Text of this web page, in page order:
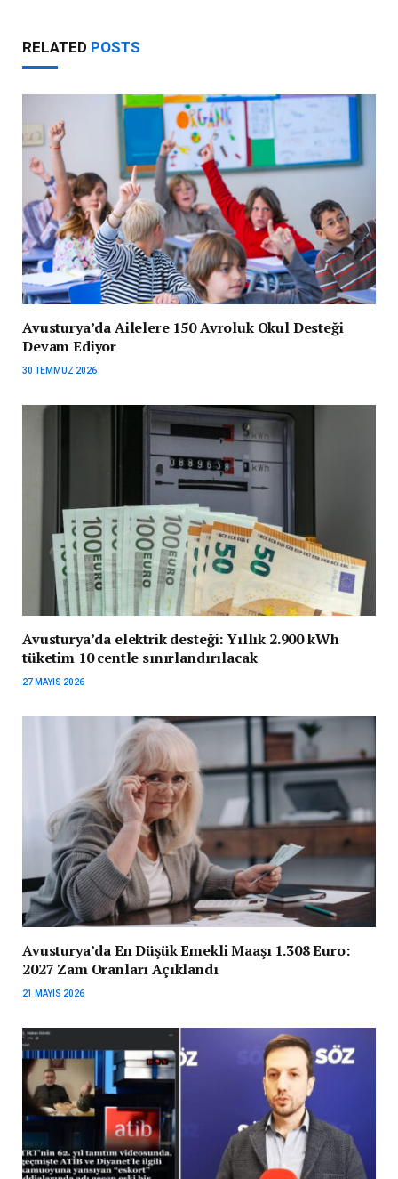
RELATED POSTS
Avusturya’da Ailelere 150 Avroluk Okul Desteği
Devam Ediyor
30 TEMMUZ 2026
Avusturya’da elektrik desteği: Yıllık 2.900 kWh
tüketim 10 centle sınırlandırılacak
27 MAYIS 2026
Avusturya’da En Düşük Emekli Maaşı 1.308 Euro:
2027 Zam Oranları Açıklandı
21 MAYIS 2026